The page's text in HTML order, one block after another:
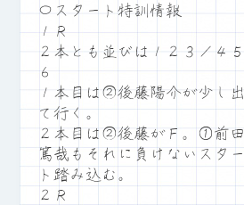
〇スタート特訓情報
１Ｒ
２本とも並びは１２３／４５
６
１本目は②後藤陽介が少し出
て行く。
２本目は②後藤がＦ。①前田
篤哉もそれに負けないスター
ト踏み込む。
２Ｒ